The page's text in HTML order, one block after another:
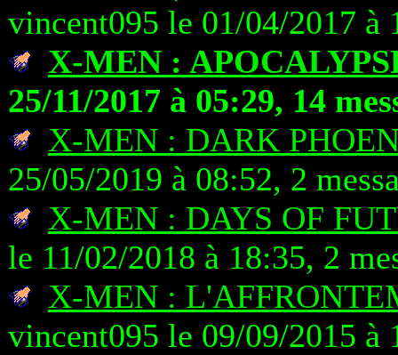
vincent095 le 01/04/2017 à
X-MEN :
25/11/2017 à 05:29, 14
X-MEN : DARK
25/05/2019 à 08:52, 2
X-MEN : DAYS OF
le 11/02/2018 à 18:35, 2
X-MEN :
vincent095 le 09/09/2015 à